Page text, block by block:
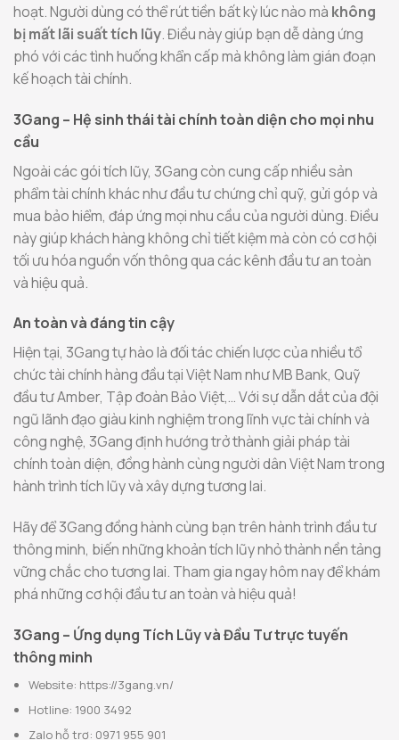
hoạt. Người dùng có thể rút tiền bất kỳ lúc nào mà không
bị mất lãi suất tích lũy. Điều này giúp bạn dễ dàng ứng
phó với các tình huống khẩn cấp mà không làm gián đoạn
kế hoạch tài chính.
3Gang – Hệ sinh thái tài chính toàn diện cho mọi nhu
cầu
Ngoài các gói tích lũy, 3Gang còn cung cấp nhiều sản
phẩm tài chính khác như đầu tư chứng chỉ quỹ, gửi góp và
mua bảo hiểm, đáp ứng mọi nhu cầu của người dùng. Điều
này giúp khách hàng không chỉ tiết kiệm mà còn có cơ hội
tối ưu hóa nguồn vốn thông qua các kênh đầu tư an toàn
và hiệu quả.
An toàn và đáng tin cậy
Hiện tại, 3Gang tự hào là đối tác chiến lược của nhiều tổ
chức tài chính hàng đầu tại Việt Nam như MB Bank, Quỹ
đầu tư Amber, Tập đoàn Bảo Việt,… Với sự dẫn dắt của đội
ngũ lãnh đạo giàu kinh nghiệm trong lĩnh vực tài chính và
công nghệ, 3Gang định hướng trở thành giải pháp tài
chính toàn diện, đồng hành cùng người dân Việt Nam trong
hành trình tích lũy và xây dựng tương lai.
Hãy để 3Gang đồng hành cùng bạn trên hành trình đầu tư
thông minh, biến những khoản tích lũy nhỏ thành nền tảng
vững chắc cho tương lai. Tham gia ngay hôm nay để khám
phá những cơ hội đầu tư an toàn và hiệu quả!
3Gang – Ứng dụng Tích Lũy và Đầu Tư trực tuyến
thông minh
Website: https://3gang.vn/
Hotline: 1900 3492
Zalo hỗ trợ: 0971 955 901